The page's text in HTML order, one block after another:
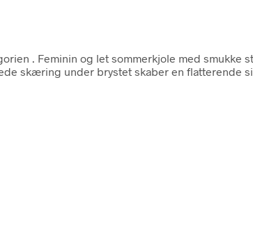
. Feminin og let sommerkjole med
skæring under brystet skaber en flatterende